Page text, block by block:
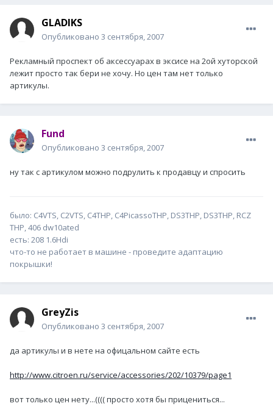
GLADIKS
Опубликовано 3 сентября, 2007
Рекламный проспект об аксессуарах в эксисе на 2ой хуторской
лежит просто так бери не хочу. Но цен там нет только
артикулы.
Fund
Опубликовано 3 сентября, 2007
ну так с артикулом можно подрулить к продавцу и спросить
было: С4VTS, C2VTS, C4THP, C4PicassoTHP, DS3THP, DS3THP, RCZ
THP, 406 dw10ated
есть: 208 1.6Hdi
что-то не работает в машине - проведите адаптацию
покрышки!
GreyZis
Опубликовано 3 сентября, 2007
да артикулы и в нете на офицальном сайте есть
http://www.citroen.ru/service/accessories/202/10379/page1
вот только цен нету...(((( просто хотя бы прицениться...